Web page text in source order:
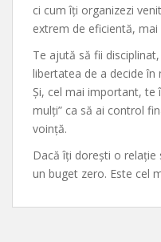
ci cum îți organizezi
extrem de eficientă,
Te ajută să fii
libertatea de a decide în
Și, cel mai important, te
mulți” ca să ai control
voință.
Dacă îți dorești o relație
un buget zero. Este cel